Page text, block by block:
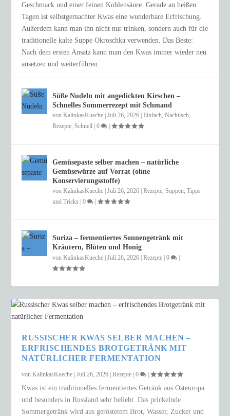
Geschmack und einer feinen Kohlensäure. Gerade an heißen
Tagen ist selbstgemachter Kwas eine wunderbare Erfrischung.
Außerdem kann man ihn nicht nur trinken, sondern auch für die
traditionelle kalte Suppe Okroschka verwenden. Das Beste:
Nach dem ersten Ansatz kann man den Kwas immer wieder neu
ansetzen und weiterführen.
Süße Nudeln mit angedickten Kirschen –
Schnelles Sommerrezept mit Schmand
vonKalinkasKueche |Juli 26, 2026 |Einfach,Nachtisch,
Rezepte,Schnell |0 |
Gemüsepaste selber machen – natürliche
Gemüsewürze auf Vorrat (ohne
Konservierungsstoffe)
vonKalinkasKueche |Juli 26, 2026 |Rezepte,Suppen,Tipps
und Tricks
|0 |
Suriza – fermentiertes Sonnengetränk mit
Kräutern, Blüten und Honig
vonKalinkasKueche |Juli 26, 2026 |Rezepte |0
RUSSISCHER KWAS SELBER MACHEN –
ERFRISCHENDES BROTGETRÄNK MIT
NATÜRLICHER FERMENTATION
vonKalinkasKueche |Juli 26, 2026 |Rezepte |0 |
Kwas ist ein traditionelles fermentiertes Getränk aus Osteuropa
und besonders in Russland sehr beliebt. Das prickelnde
Sommergetränk wird aus geröstetem Brot, Wasser, Zucker und